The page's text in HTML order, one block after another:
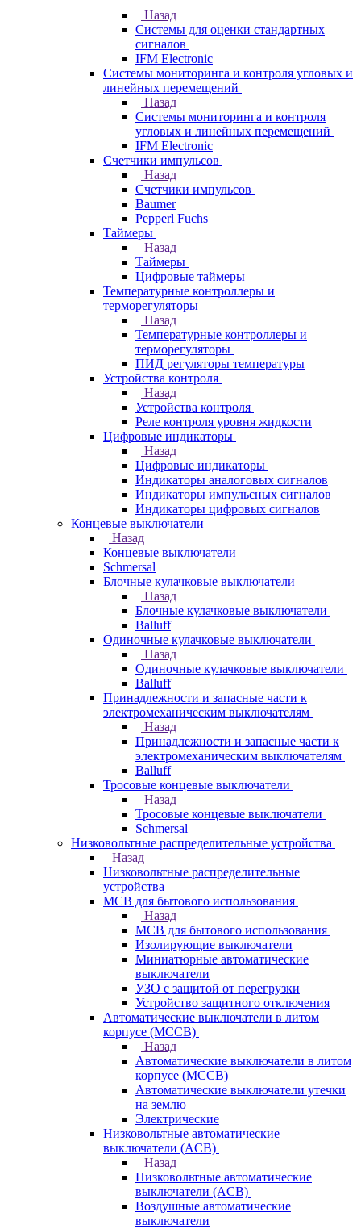
Назад
Системы для оценки стандартных
сигналов
IFM Electronic
Системы мониторинга и контроля угловых и
линейных перемещений
Назад
Системы мониторинга и контроля
угловых и линейных перемещений
IFM Electronic
Счетчики импульсов
Назад
Счетчики импульсов
Baumer
Pepperl Fuchs
Таймеры
Назад
Таймеры
Цифровые таймеры
Температурные контроллеры и
терморегуляторы
Назад
Температурные контроллеры и
терморегуляторы
ПИД регуляторы температуры
Устройства контроля
Назад
Устройства контроля
Реле контроля уровня жидкости
Цифровые индикаторы
Назад
Цифровые индикаторы
Индикаторы аналоговых сигналов
Индикаторы импульсных сигналов
Индикаторы цифровых сигналов
Концевые выключатели
Назад
Концевые выключатели
Schmersal
Блочные кулачковые выключатели
Назад
Блочные кулачковые выключатели
Balluff
Одиночные кулачковые выключатели
Назад
Одиночные кулачковые выключатели
Balluff
Принадлежности и запасные части к
электромеханическим выключателям
Назад
Принадлежности и запасные части к
электромеханическим выключателям
Balluff
Тросовые концевые выключатели
Назад
Тросовые концевые выключатели
Schmersal
Низковольтные распределительные устройства
Назад
Низковольтные распределительные
устройства
MCB для бытового использования
Назад
MCB для бытового использования
Изолирующие выключатели
Миниатюрные автоматические
выключатели
УЗО с защитой от перегрузки
Устройство защитного отключения
Автоматические выключатели в литом
корпусе (MCCB)
Назад
Автоматические выключатели в литом
корпусе (MCCB)
Автоматические выключатели утечки
на землю
Электрические
Низковольтные автоматические
выключатели (ACB)
Назад
Низковольтные автоматические
выключатели (ACB)
Воздушные автоматические
выключатели